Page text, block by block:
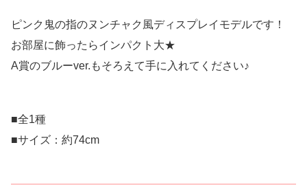
ピンク鬼の指のヌンチャク風ディスプレイモデルです！
お部屋に飾ったらインパクト大★
A賞のブルーver.もそろえて手に入れてください♪
■全1種
■サイズ：約74cm